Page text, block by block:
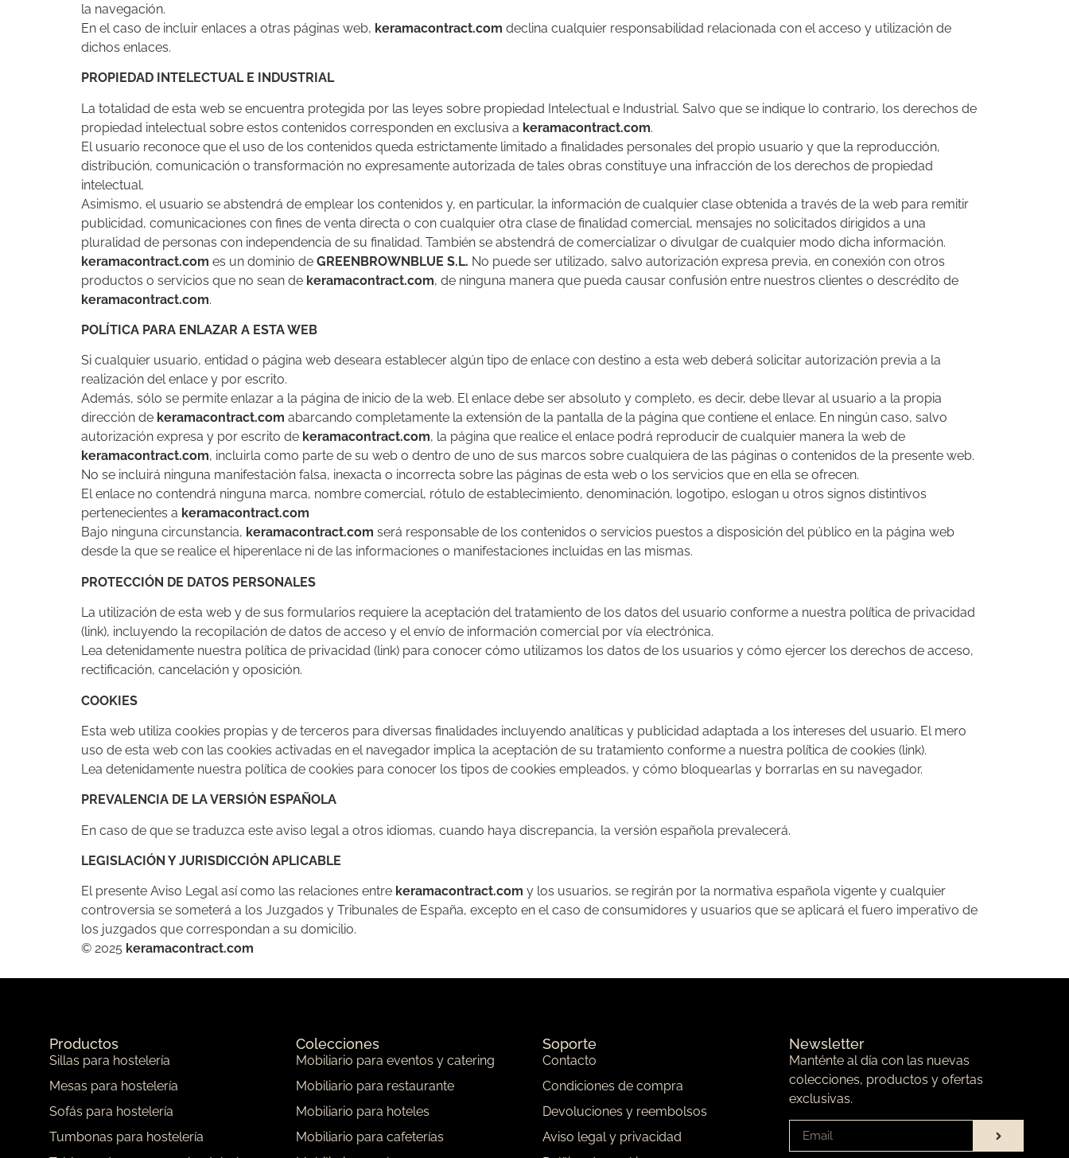
la navegación.
En el caso de incluir enlaces a otras páginas web, keramacontract.com declina cualquier responsabilidad relacionada con el acceso y utilización de
dichos enlaces.
PROPIEDAD INTELECTUAL E INDUSTRIAL
La totalidad de esta web se encuentra protegida por las leyes sobre propiedad Intelectual e Industrial. Salvo que se indique lo contrario, los derechos de
propiedad intelectual sobre estos contenidos corresponden en exclusiva a keramacontract.com.
El usuario reconoce que el uso de los contenidos queda estrictamente limitado a finalidades personales del propio usuario y que la reproducción,
distribución, comunicación o transformación no expresamente autorizada de tales obras constituye una infracción de los derechos de propiedad
intelectual.
Asimismo, el usuario se abstendrá de emplear los contenidos y, en particular, la información de cualquier clase obtenida a través de la web para remitir
publicidad, comunicaciones con fines de venta directa o con cualquier otra clase de finalidad comercial, mensajes no solicitados dirigidos a una
pluralidad de personas con independencia de su finalidad. También se abstendrá de comercializar o divulgar de cualquier modo dicha información.
keramacontract.com es un dominio de GREENBROWNBLUE S.L. No puede ser utilizado, salvo autorización expresa previa, en conexión con otros
productos o servicios que no sean de keramacontract.com, de ninguna manera que pueda causar confusión entre nuestros clientes o descrédito de
keramacontract.com.
POLÍTICA PARA ENLAZAR A ESTA WEB
Si cualquier usuario, entidad o página web deseara establecer algún tipo de enlace con destino a esta web deberá solicitar autorización previa a la
realización del enlace y por escrito.
Además, sólo se permite enlazar a la página de inicio de la web. El enlace debe ser absoluto y completo, es decir, debe llevar al usuario a la propia
dirección de keramacontract.com abarcando completamente la extensión de la pantalla de la página que contiene el enlace. En ningún caso, salvo
autorización expresa y por escrito de keramacontract.com, la página que realice el enlace podrá reproducir de cualquier manera la web de
keramacontract.com, incluirla como parte de su web o dentro de uno de sus marcos sobre cualquiera de las páginas o contenidos de la presente web.
No se incluirá ninguna manifestación falsa, inexacta o incorrecta sobre las páginas de esta web o los servicios que en ella se ofrecen.
El enlace no contendrá ninguna marca, nombre comercial, rótulo de establecimiento, denominación, logotipo, eslogan u otros signos distintivos
pertenecientes a keramacontract.com
Bajo ninguna circunstancia, keramacontract.com será responsable de los contenidos o servicios puestos a disposición del público en la página web
desde la que se realice el hiperenlace ni de las informaciones o manifestaciones incluidas en las mismas.
PROTECCIÓN DE DATOS PERSONALES
La utilización de esta web y de sus formularios requiere la aceptación del tratamiento de los datos del usuario conforme a nuestra política de privacidad
(link), incluyendo la recopilación de datos de acceso y el envío de información comercial por vía electrónica.
Lea detenidamente nuestra política de privacidad (link) para conocer cómo utilizamos los datos de los usuarios y cómo ejercer los derechos de acceso,
rectificación, cancelación y oposición.
COOKIES
Esta web utiliza cookies propias y de terceros para diversas finalidades incluyendo analíticas y publicidad adaptada a los intereses del usuario. El mero
uso de esta web con las cookies activadas en el navegador implica la aceptación de su tratamiento conforme a nuestra política de cookies (link).
Lea detenidamente nuestra política de cookies para conocer los tipos de cookies empleados, y cómo bloquearlas y borrarlas en su navegador.
PREVALENCIA DE LA VERSIÓN ESPAÑOLA
En caso de que se traduzca este aviso legal a otros idiomas, cuando haya discrepancia, la versión española prevalecerá.
LEGISLACIÓN Y JURISDICCIÓN APLICABLE
El presente Aviso Legal así como las relaciones entre keramacontract.com y los usuarios, se regirán por la normativa española vigente y cualquier
controversia se someterá a los Juzgados y Tribunales de España, excepto en el caso de consumidores y usuarios que se aplicará el fuero imperativo de
los juzgados que correspondan a su domicilio.
© 2025 keramacontract.com
Productos
Sillas para hostelería
Mesas para hostelería
Sofás para hostelería
Tumbonas para hostelería
Colecciones
Mobiliario para eventos y catering
Mobiliario para restaurante
Mobiliario para hoteles
Mobiliario para cafeterías
Soporte
Contacto
Condiciones de compra
Devoluciones y reembolsos
Aviso legal y privacidad
Newsletter
Manténte al día con las nuevas
colecciones, productos y ofertas
exclusivas.